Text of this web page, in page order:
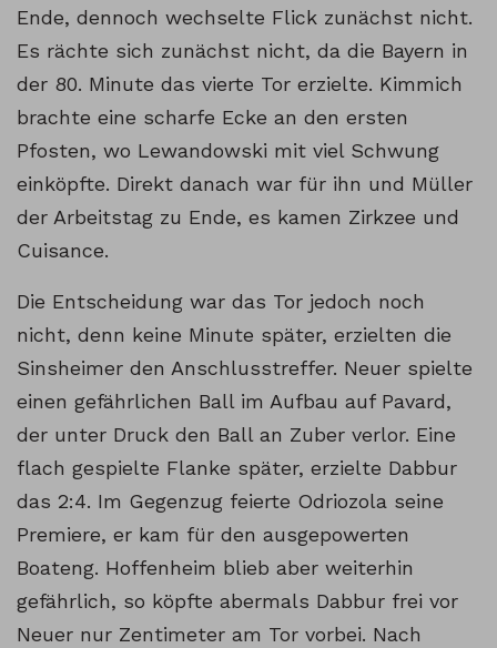
Ende, dennoch wechselte Flick zunächst nicht.
Es rächte sich zunächst nicht, da die Bayern in
der 80. Minute das vierte Tor erzielte. Kimmich
brachte eine scharfe Ecke an den ersten
Pfosten, wo Lewandowski mit viel Schwung
einköpfte. Direkt danach war für ihn und Müller
der Arbeitstag zu Ende, es kamen Zirkzee und
Cuisance.
Die Entscheidung war das Tor jedoch noch
nicht, denn keine Minute später, erzielten die
Sinsheimer den Anschlusstreffer. Neuer spielte
einen gefährlichen Ball im Aufbau auf Pavard,
der unter Druck den Ball an Zuber verlor. Eine
flach gespielte Flanke später, erzielte Dabbur
das 2:4. Im Gegenzug feierte Odriozola seine
Premiere, er kam für den ausgepowerten
Boateng. Hoffenheim blieb aber weiterhin
gefährlich, so köpfte abermals Dabbur frei vor
Neuer nur Zentimeter am Tor vorbei. Nach